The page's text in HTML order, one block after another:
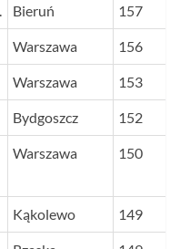
Bieruń 157
Warszawa 156
Warszawa 153
Bydgoszcz 152
Warszawa 150
Kąkolewo 149